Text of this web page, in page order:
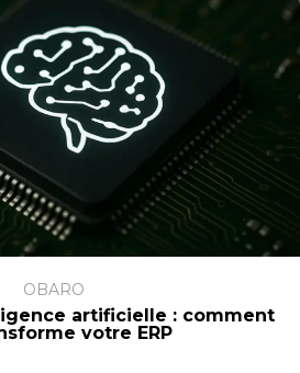
OBARO
artificielle : comment
votre ERP